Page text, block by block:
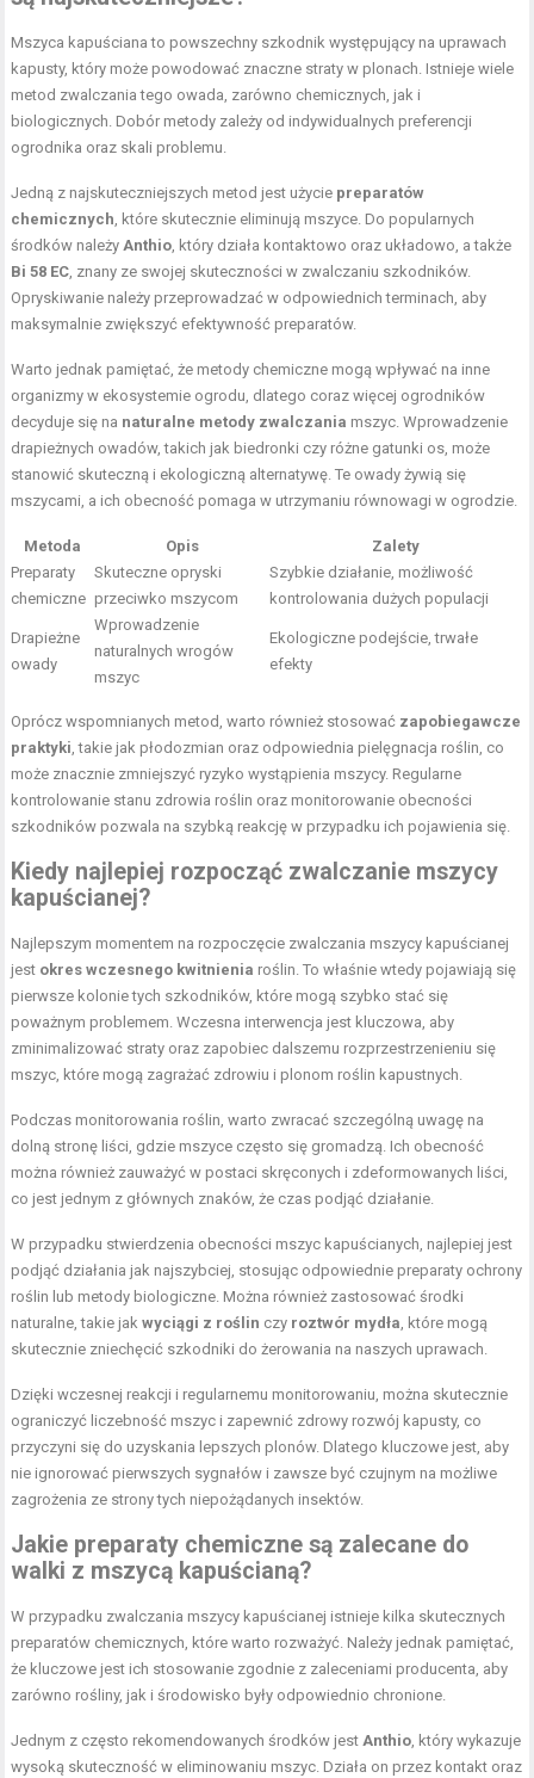
Mszyca kapuściana to powszechny szkodnik występujący na uprawach
kapusty, który może powodować znaczne straty w plonach. Istnieje wiele
metod zwalczania tego owada, zarówno chemicznych, jak i
biologicznych. Dobór metody zależy od indywidualnych preferencji
ogrodnika oraz skali problemu.
Jedną z najskuteczniejszych metod jest użycie preparatów
chemicznych, które skutecznie eliminują mszyce. Do popularnych
środków należyAnthio, który działa kontaktowo oraz układowo, a także
Bi 58 EC, znany ze swojej skuteczności w zwalczaniu szkodników.
Opryskiwanie należy przeprowadzać w odpowiednich terminach, aby
maksymalnie zwiększyć efektywność preparatów.
Warto jednak pamiętać, że metody chemiczne mogą wpływać na inne
organizmy w ekosystemie ogrodu, dlatego coraz więcej ogrodników
decyduje się na naturalne metody zwalczania mszyc. Wprowadzenie
drapieżnych owadów, takich jak biedronki czy różne gatunki os, może
stanowić skuteczną i ekologiczną alternatywę. Te owady żywią się
mszycami, a ich obecność pomaga w utrzymaniu równowagi w ogrodzie.
Metoda Opis
Zalety
Preparaty
chemiczne
Skuteczne opryski
przeciwko mszycom
Szybkie działanie, możliwość
kontrolowania dużych populacji
Drapieżne
owady
Wprowadzenie
naturalnych wrogów
mszyc
Ekologiczne podejście, trwałe
efekty
Oprócz wspomnianych metod, warto również stosować zapobiegawcze
praktyki, takie jak płodozmian oraz odpowiednia pielęgnacja roślin, co
może znacznie zmniejszyć ryzyko wystąpienia mszycy. Regularne
kontrolowanie stanu zdrowia roślin oraz monitorowanie obecności
szkodników pozwala na szybką reakcję w przypadku ich pojawienia się.
Kiedy najlepiej rozpocząć zwalczanie mszycy
kapuścianej?
Najlepszym momentem na rozpoczęcie zwalczania mszycy kapuścianej
jest okres wczesnego kwitnienia roślin. To właśnie wtedy pojawiają się
pierwsze kolonie tych szkodników, które mogą szybko stać się
poważnym problemem. Wczesna interwencja jest kluczowa, aby
zminimalizować straty oraz zapobiec dalszemu rozprzestrzenieniu się
mszyc, które mogą zagrażać zdrowiu i plonom roślin kapustnych.
Podczas monitorowania roślin, warto zwracać szczególną uwagę na
dolną stronę liści, gdzie mszyce często się gromadzą. Ich obecność
można również zauważyć w postaci skręconych i zdeformowanych liści,
co jest jednym z głównych znaków, że czas podjąć działanie.
W przypadku stwierdzenia obecności mszyc kapuścianych, najlepiej jest
podjąć działania jak najszybciej, stosując odpowiednie preparaty ochrony
roślin lub metody biologiczne. Można również zastosować środki
naturalne, takie jakwyciągi z roślin czy roztwór mydła, które mogą
skutecznie zniechęcić szkodniki do żerowania na naszych uprawach.
Dzięki wczesnej reakcji i regularnemu monitorowaniu, można skutecznie
ograniczyć liczebność mszyc i zapewnić zdrowy rozwój kapusty, co
przyczyni się do uzyskania lepszych plonów. Dlatego kluczowe jest, aby
nie ignorować pierwszych sygnałów i zawsze być czujnym na możliwe
zagrożenia ze strony tych niepożądanych insektów.
Jakie preparaty chemiczne są zalecane do
walki z mszycą kapuścianą?
W przypadku zwalczania mszycy kapuścianej istnieje kilka skutecznych
preparatów chemicznych, które warto rozważyć. Należy jednak pamiętać,
że kluczowe jest ich stosowanie zgodnie z zaleceniami producenta, aby
zarówno rośliny, jak i środowisko były odpowiednio chronione.
Jednym z często rekomendowanych środków jestAnthio, który wykazuje
wysoką skuteczność w eliminowaniu mszyc. Działa on przez kontakt oraz